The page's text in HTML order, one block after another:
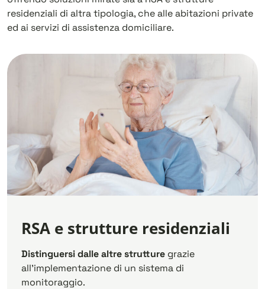
residenziali di altra tipologia, che alle abitazioni private
ed ai servizi di assistenza domiciliare.
RSA e strutture residenziali
Distinguersi dalle altre strutture grazie
all’implementazione di un sistema di
monitoraggio.